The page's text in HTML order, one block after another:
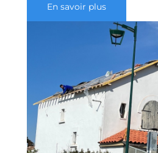
En savoir plus